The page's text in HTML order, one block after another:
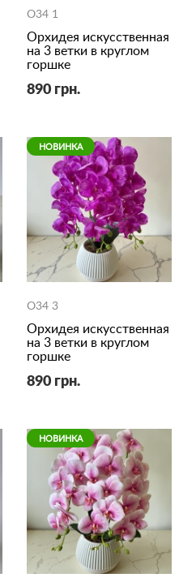
O34 1
Орхидея искусственная
на 3 ветки в круглом
горшке
890 грн.
НОВИНКА
O34 3
Орхидея искусственная
на 3 ветки в круглом
горшке
890 грн.
НОВИНКА